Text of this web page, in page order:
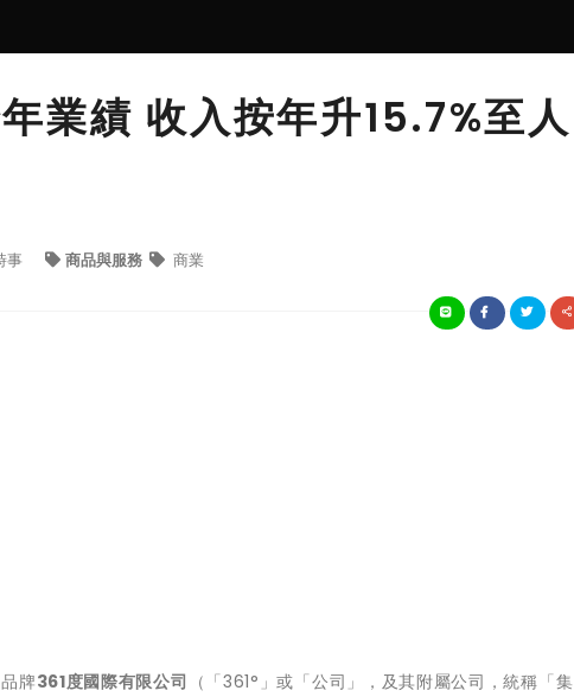
業績 收入按年升15.7%至人
事 商品與服務 商業
牌361度國際有限公司 （「361°」或「公司」，及其附屬公司，統稱「集